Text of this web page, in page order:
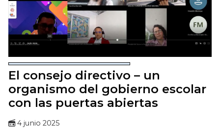
El consejo directivo – un
organismo del gobierno escolar
con las puertas abiertas
4 junio 2025